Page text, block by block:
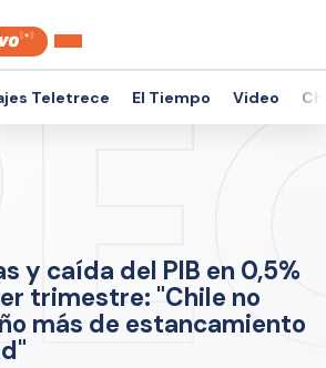
Teletrece El Tiempo Video
y caída del PIB en 0,5%
trimestre: "Chile no
más de estancamiento